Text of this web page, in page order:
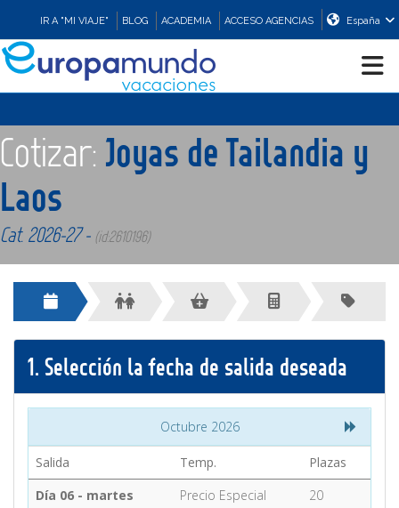
IR A "MI VIAJE" BLOG ACADEMIA ACCESO AGENCIAS España
PROMOCIONES
COMPRAR
CONTACTO
MÁS
Cotizar: Joyas de Tailandia y
Laos
Cat. 2026-27 - (id:2610196)
1. Selección la fecha de salida deseada
Octubre 2026
Salida Temp.
Plazas
Día 06 - martes
Precio Especial
20